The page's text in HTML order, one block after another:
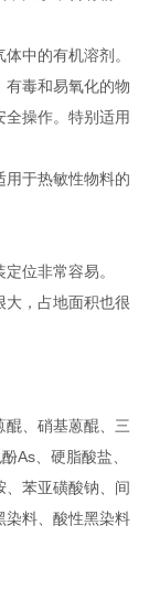
中的有机溶剂。
有毒和易氧化的物
操作。特别适用
用于热敏性物料的
位非常容易。
大，占地面积也很
醌、硝基蒽醌、三
As、硬脂酸盐、
、苯亚磺酸钠、间
染料、酸性黑染料